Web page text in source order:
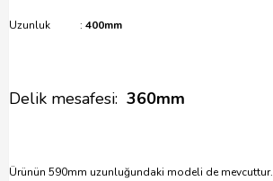
Uzunluk : 400mm
Delik mesafesi: 360mm
Ürünün 590mm uzunluğundaki modeli de mevcuttur.